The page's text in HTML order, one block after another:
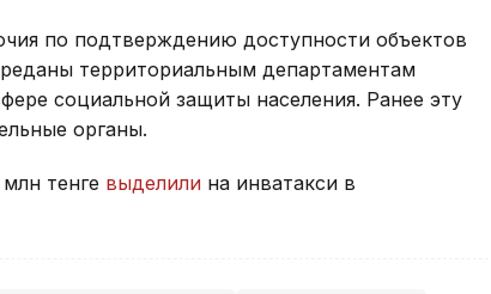
по подтверждению доступности объектов
территориальным департаментам
социальной защиты населения. Ранее эту
органы.
тенге выделили на инватакси в